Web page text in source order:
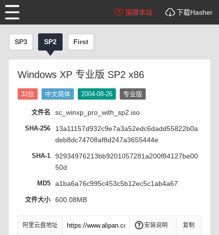
捐赠本站 下载Hasher
SP3 SP2 First
Windows XP 专业版 SP2 x86
32位 中文简体 2004-08-26 专业版
文件名 sc_winxp_pro_with_sp2.iso
SHA-256
13a11157d932c9e7a3a52edc6dadd55822b0a
deb8dc74708af8d247a3655444e
SHA-1
92934976213bb9201057281a200f84127be00
50d
MD5 a1ba6a76c995c453c5b12ec5c1ab4a67
文件大小 600.08MB
阿里云盘地址 复制
安装说明